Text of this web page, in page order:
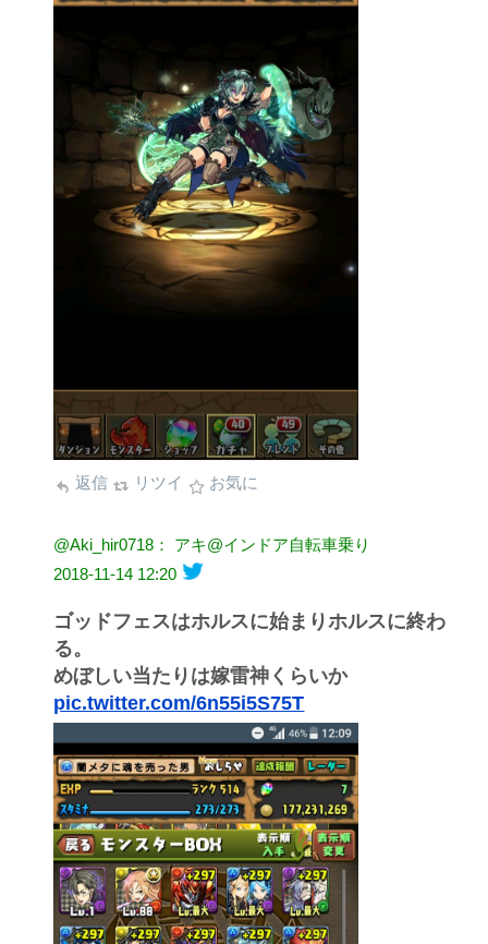
返信 リツイ お気に
@Aki_hir0718： アキ@インドア自転車乗り
2018-11-14 12:20
ゴッドフェスはホルスに始まりホルスに終わ
る。
めぼしい当たりは嫁雷神くらいか
pic.twitter.com/6n55i5S75T